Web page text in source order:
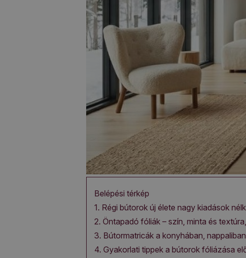
Belépési térkép
1. Régi bútorok új élete nagy kiadások
2. Öntapadó fóliák – szín, minta és
3. Bútormatricák a konyhában,
4. Gyakorlati tippek a bútorok fóliázása